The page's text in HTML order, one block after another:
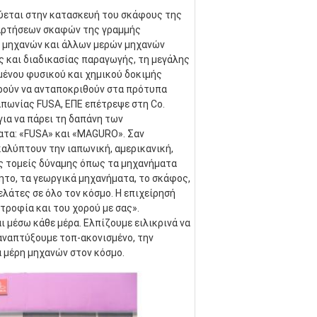
στην κατασκευή του σκάφους της
σκαφών της γραμμής
και άλλων μερών μηχανών
διαδικασίας παραγωγής, τη μεγάλης
φυσικού και χημικού δοκιμής
να ανταποκριθούν στα πρότυπα
FUSA, ΕΠΕ επέτρεψε στη Co.
να πάρει τη δαπάνη των
«FUSA» και «MAGURO». Σαν
την ιαπωνική, αμερικανική,
τομείς δύναμης όπως τα μηχανήματα
τα γεωργικά μηχανήματα, το σκάφος,
σε όλο τον κόσμο. Η επιχείρησή
και του χορού με σας».
μέσω κάθε μέρα. Ελπίζουμε ειλικρινά να
τοπ-ακονισμένο, την
μέρη μηχανών στον κόσμο.